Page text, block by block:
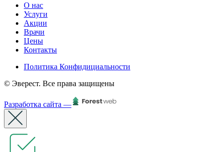
О нас
Услуги
Акции
Врачи
Цены
Контакты
Политика Конфидициальности
© Эверест. Все права защищены
Разработка сайта —